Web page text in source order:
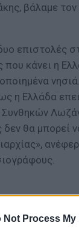
Not Process My
βάλαμε
επιστολές
που κάνει η
η Ελλάδα
δεν θα μπορεί